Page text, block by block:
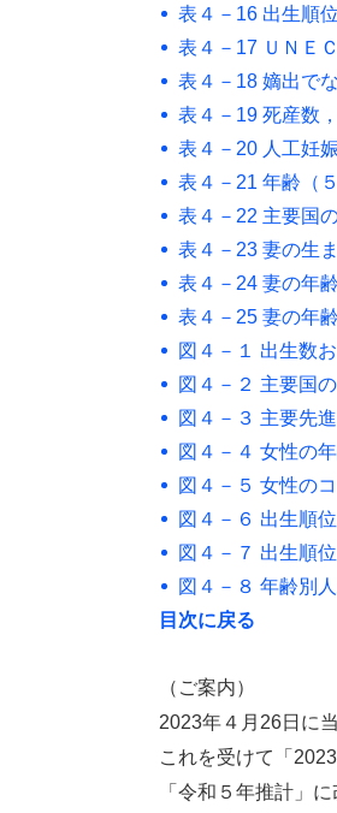
表４－16 出生順
表４－17 ＵＮＥ
表４－18 嫡出で
表４－19 死産数
表４－20 人工妊
表４－21 年齢（
表４－22 主要国
表４－23 妻の生
表４－24 妻の年
表４－25 妻の年
図４－１ 出生数
図４－２ 主要国
図４－３ 主要先
図４－４ 女性の
図４－５ 女性の
図４－６ 出生順
図４－７ 出生順
図４－８ 年齢別
目次に戻る
（ご案内）
2023年４月26日に
これを受けて「
「令和５年推計」